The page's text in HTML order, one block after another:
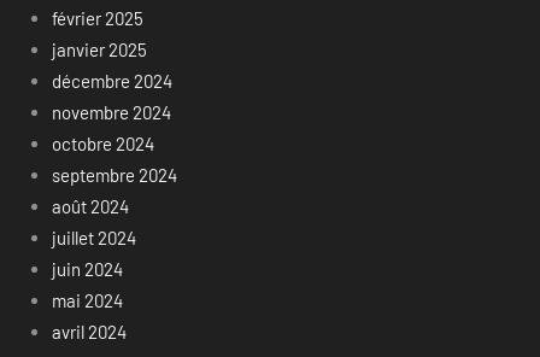
février 2025
janvier 2025
décembre 2024
novembre 2024
octobre 2024
septembre 2024
août 2024
juillet 2024
juin 2024
mai 2024
avril 2024